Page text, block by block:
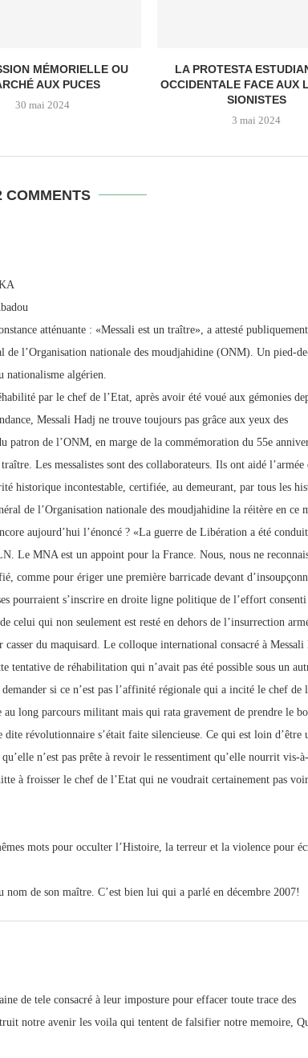
MÉMORIELLE OU
AUX PUCES
30 mai 2024
LA PROTESTA
OCCIDENTALE FACE AUX
SIONISTES
3 mai 2024
COMMENTS
atténuante : «Messali est un traître», a attesté
de l’Organisation nationale des moudjahidine (ONM). Un pied-
nationalisme algérien.
par le chef de l’Etat, après avoir été voué aux gémonies
Messali Hadj ne trouve toujours pas grâce aux yeux des
patron de l’ONM, en marge de la commémoration du 55e
Les messalistes sont des collaborateurs. Ils ont aidé l’armée
historique incontestable, certifiée, au demeurant, par tous les
de l’Organisation nationale des moudjahidine la réitère en ce
aujourd’hui l’énoncé ? «La guerre de Libération a été
Le MNA est un appoint pour la France. Nous, nous ne
pour ériger une première barricade devant
pourraient s’inscrire en droite ligne politique de l’effort
celui qui non seulement est resté en dehors de l’insurrection
du maquisard. Le colloque international consacré à Messali
tentative de réhabilitation qui n’avait pas été possible sous un
si ce n’est pas l’affinité régionale qui a incité le chef de
long parcours militant mais qui rata gravement de prendre le
révolutionnaire s’était faite silencieuse. Ce qui est loin d’être
n’est pas prête à revoir le ressentiment qu’elle nourrit vis-
à froisser le chef de l’Etat qui ne voudrait certainement pas
mots pour occulter l’Histoire, la terreur et la violence pour
nom de son maître. C’est bien lui qui a parlé en décembre 2007!
de tele consacré à leur imposture pour effacer toute trace des
notre avenir les voila qui tentent de falsifier notre memoire,